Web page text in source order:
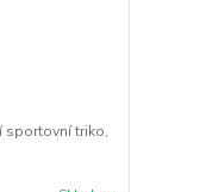
sportovní triko,